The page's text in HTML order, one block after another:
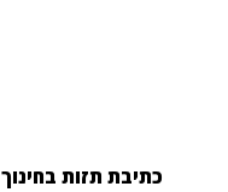
כתיבת תזות בחינוך